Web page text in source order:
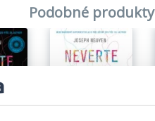
Podobné produkty